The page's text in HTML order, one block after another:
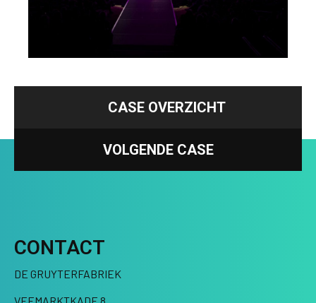
CASE OVERZICHT
VOLGENDE CASE
CONTACT
DE GRUYTERFABRIEK